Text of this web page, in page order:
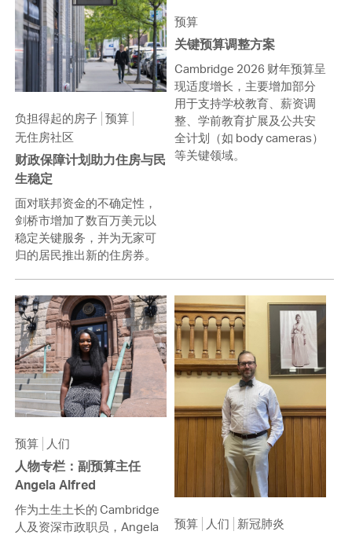
负担得起的房子 预算
无住房社区
财政保障计划助力住房与民
生稳定
面对联邦资金的不确定性，
剑桥市增加了数百万美元以
稳定关键服务，并为无家可
归的居民推出新的住房券。
预算
关键预算调整方案
Cambridge 2026 财年预算呈
现适度增长，主要增加部分
用于支持学校教育、薪资调
整、学前教育扩展及公共安
全计划（如 body cameras）
等关键领域。
预算 人们
人物专栏：副预算主任
Angela Alfred
作为土生土长的 Cambridge
人及资深市政职员，Angela
预算 人们 新冠肺炎